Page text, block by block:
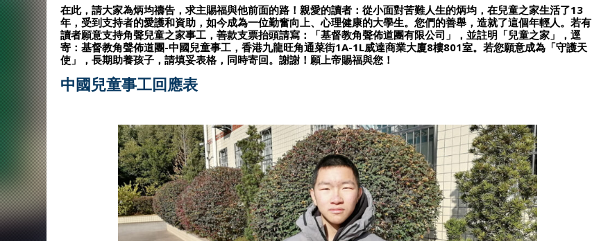
在此，請大家為炳均禱告，求主賜福與他前面的路！親愛的讀者：從小面對苦難人生的炳均，在兒童之家生活了13
年，受到支持者的愛護和資助，如今成為一位勤奮向上、心理健康的大學生。您們的善舉，造就了這個年輕人。若有
讀者願意支持角聲兒童之家事工，善款支票抬頭請寫：「基督教角聲佈道團有限公司」，並註明「兒童之家」，逕
寄：基督教角聲佈道團-中國兒童事工，香港九龍旺角通菜街1A-1L威達商業大廈8樓801室。若您願意成為「守護天
使」，長期助養孩子，請填妥表格，同時寄回。謝謝！願上帝賜福與您！
中國兒童事工回應表